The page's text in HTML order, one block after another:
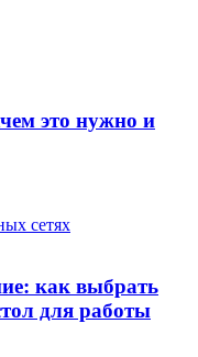
это нужно и
сетях
как выбрать
для работы